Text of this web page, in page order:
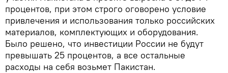
процентов, при этом строго оговорено условие
привлечения и использования только российских
материалов, комплектующих и оборудования.
Было решено, что инвестиции России не будут
превышать 25 процентов, а все остальные
расходы на себя возьмет Пакистан.